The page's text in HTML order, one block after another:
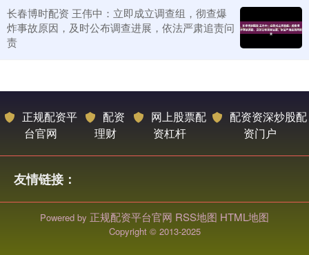
长春博时配资 王伟中：立即成立调查组，彻查爆
炸事故原因，及时公布调查进展，依法严肃追责问
责
正规配资平
台官网
配资
理财
网上股票配
资杠杆
配资资深炒股配
资门户
友情链接：
Powered by 正规配资平台官网 RSS地图 HTML地图
Copyright © 2013-2025